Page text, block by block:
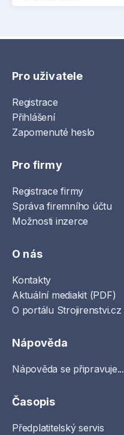
Pro uživatele
Registrace
Přihlášení
Zapomenuté heslo
Pro firmy
Registrace firmy
Správa firemního účtu
Možnosti inzerce
O nás
Kontakty
Aktuální mediakit (PDF)
O portálu Strojirenstvi.cz
Nápověda
Nápověda se připravuje...
Časopis
Předplatitelský servis